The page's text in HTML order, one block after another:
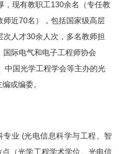
，现有教职工130余名（专任教
师近70名），包括国家级高层
次人才30余人次，多名教师担
国际电气和电子工程师协会
中国光学工程学会等主办的光
或编委。
专业 (光电信息科学与工程、智
点（光学工程学术学位、光电信